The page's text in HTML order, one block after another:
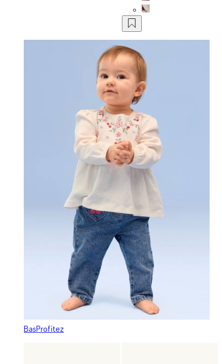
BasProfitez